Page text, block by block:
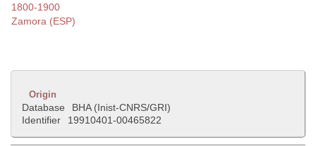
1800-1900
Zamora (ESP)
Origin
Database
BHA (Inist-CNRS/GRI)
Identifier
19910401-00465822